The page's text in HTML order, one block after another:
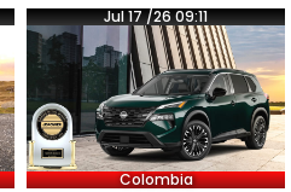
Jul 17 /26 09:11
Colombia